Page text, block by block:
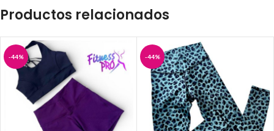
Productos relacionados
-44% -44%